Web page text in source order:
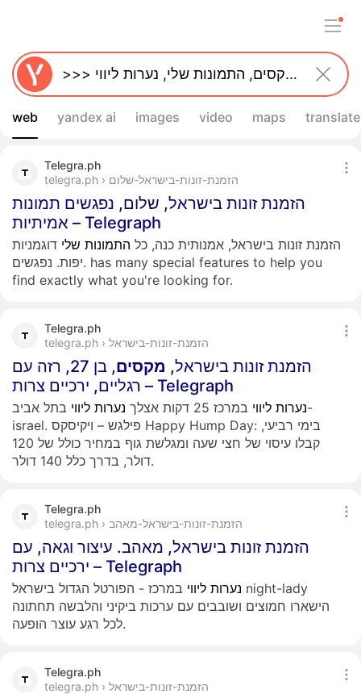
web yandex ai images video maps translate
Telegra.ph
telegra.ph › הזמנת-זונות-בישראל-שלום
הזמנת זונות בישראל, שלום, נפגשים תמונות
אמיתיות – Telegraph
הזמנת זונות בישראל, אמנותית כנה, כל התמונות שלי דוגמניות
יפות. נפגשים. has many special features to help you
find exactly what you're looking for.
Telegra.ph
telegra.ph › הזמנת-זונות-בישראל
הזמנת זונות בישראל, מקסים
, בן 27, רזה עם
רגליים, ירכיים צרות – Telegraph
נערות ליווי במרכז 25 דקות אצלך נערות ליווי בתל אביב-
israel. פילגש – ויקיסקס Happy Hump Day: בימי רביעי,
קבלו עיסוי של חצי שעה ומגלשת גוף במחיר כולל של 120
דולר, בדרך כלל 140 דולר.
Telegra.ph
telegra.ph › הזמנת-זונות-בישראל-מאהב
הזמנת זונות בישראל, מאהב. עיצור וגאה, עם
ירכיים צרות – Telegraph
נערות ליווי במרכז - הפורטל הגדול בישראל night-lady
הישארו חמוצים ושובבים עם ערכות ביקיני והלבשה תחתונה
לכל רגע עוצר הופעה.
Telegra.ph
telegra.ph › הזמנת-זונות-בישראל